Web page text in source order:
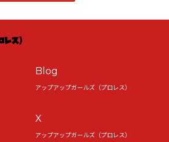
Blog
アップアップガールズ（プロレス）
X
アップアップガールズ（プロレス）